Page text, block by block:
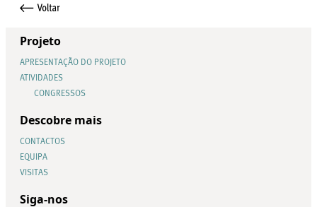
Projeto
APRESENTAÇÃO DO PROJETO
ATIVIDADES
CONGRESSOS
Descobre mais
CONTACTOS
EQUIPA
VISITAS
Siga-nos